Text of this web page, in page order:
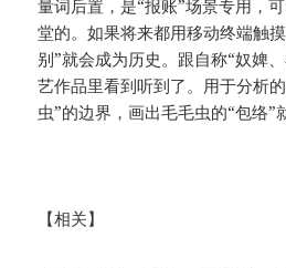
量词后置，是“报账”场景专用，
堂的。如果将来都用移动终端触
别”就会成为历史。跟自称“奴婢
艺作品里看到听到了。用于分析
虫”的边界，画出毛毛虫的“包络”
【相关】